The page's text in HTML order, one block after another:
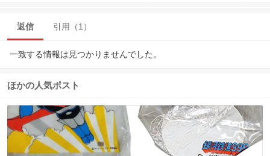
返信 引用（1）
一致する情報は見つかりませんでした。
ほかの人気ポスト